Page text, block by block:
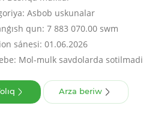
Asbob uskunalar
qun: 7 883 070.00 swm
sánesi: 01.06.2026
Mol-mulk savdolarda sotilmadi
Arza beriw